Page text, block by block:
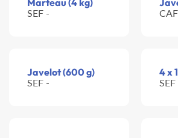
Marteau (4 kg)
SEF -
Javelot (600 g)
SEF -
4 x
SEF